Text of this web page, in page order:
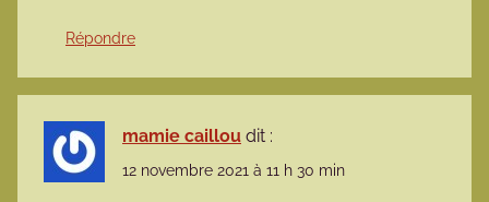
Répondre
mamie caillou dit :
12 novembre 2021 à 11 h 30 min